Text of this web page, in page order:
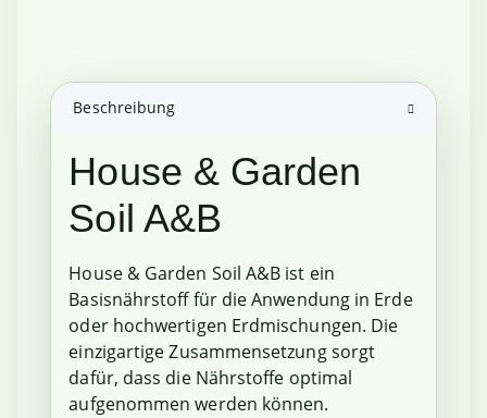
Beschreibung
House & Garden
Soil A&B
House & Garden Soil A&B ist ein
Basisnährstoff für die Anwendung in Erde
oder hochwertigen Erdmischungen. Die
einzigartige Zusammensetzung sorgt
dafür, dass die Nährstoffe optimal
aufgenommen werden können.